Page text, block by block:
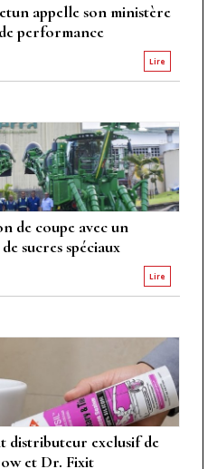
appelle son ministère
performance
Lire
de coupe avec un
sucres spéciaux
Lire
distributeur exclusif de
et Dr. Fixit